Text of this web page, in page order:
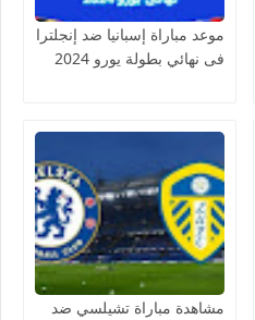
موعد مباراة إسبانيا ضد إنجلترا
فى نهائي بطولة يورو 2024
مشاهدة مباراة تشيلسي ضد